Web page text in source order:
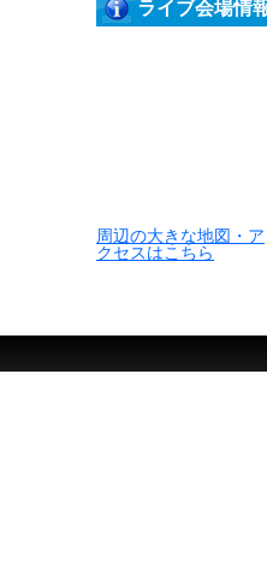
ライブ会場情
周辺の大きな地図・ア
クセスはこちら